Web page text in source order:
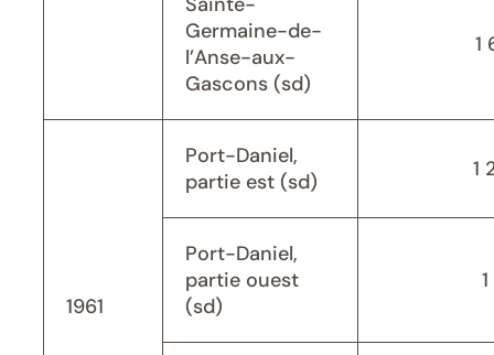
Germaine-de-
l’Anse-aux-
Gascons (sd)
1
1961
Port-Daniel,
partie est (sd)
1
Port-Daniel,
partie ouest
(sd)